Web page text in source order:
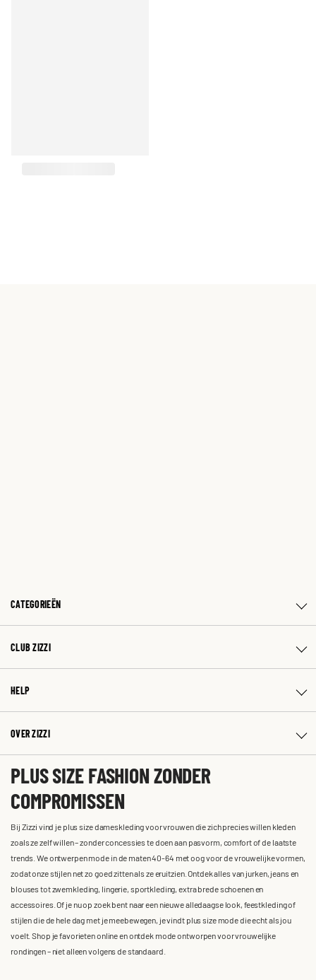
CATEGORIEËN
CLUB ZIZZI
HELP
OVER ZIZZI
PLUS SIZE FASHION ZONDER
COMPROMISSEN
Bij Zizzi vind je plus size dameskleding voor vrouwen die zich precies willen kleden
zoals ze zelf willen – zonder concessies te doen aan pasvorm, comfort of de laatste
trends. We ontwerpen mode in de maten 40-64 met oog voor de vrouwelijke vormen,
zodat onze stijlen net zo goed zitten als ze eruitzien. Ontdek alles van jurken, jeans en
blouses tot zwemkleding, lingerie, sportkleding, extra brede schoenen en
accessoires. Of je nu op zoek bent naar een nieuwe alledaagse look, feestkleding of
stijlen die de hele dag met je meebewegen, je vindt plus size mode die echt als jou
voelt. Shop je favorieten online en ontdek mode ontworpen voor vrouwelijke
rondingen – niet alleen volgens de standaard.